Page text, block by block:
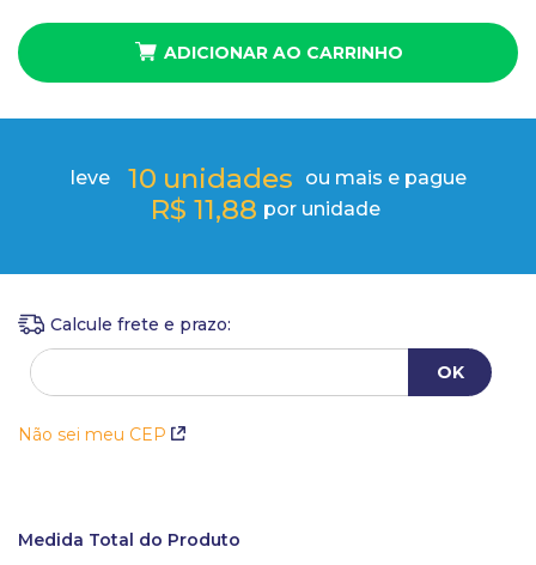
ADICIONAR AO CARRINHO
leve 10 unidades ou mais e pague
R$ 11,88 por unidade
Não sei meu CEP
Medida Total do Produto